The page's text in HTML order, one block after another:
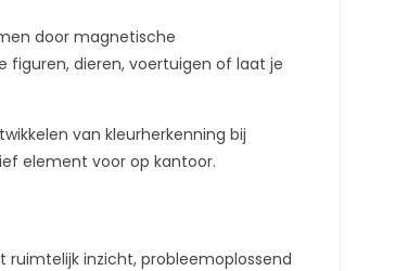
door magnetische
figuren, dieren, voertuigen of laat je
van kleurherkenning bij
element voor op kantoor.
ruimtelijk inzicht, probleemoplossend